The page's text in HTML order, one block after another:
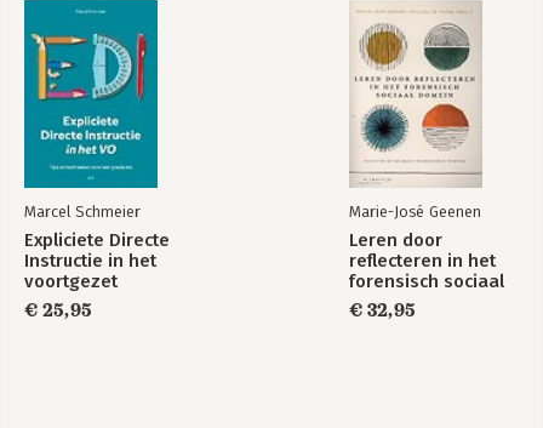
Marcel Schmeier
Expliciete Directe
Instructie in het
voortgezet
onderwijs
€ 25,95
Marie-José Geenen
Leren door
reflecteren in het
forensisch sociaal
domein
€ 32,95